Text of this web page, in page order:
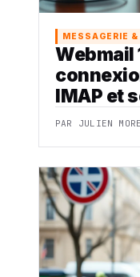
MESSAGERIE &
Webmail
IMAP et
PAR JULIEN